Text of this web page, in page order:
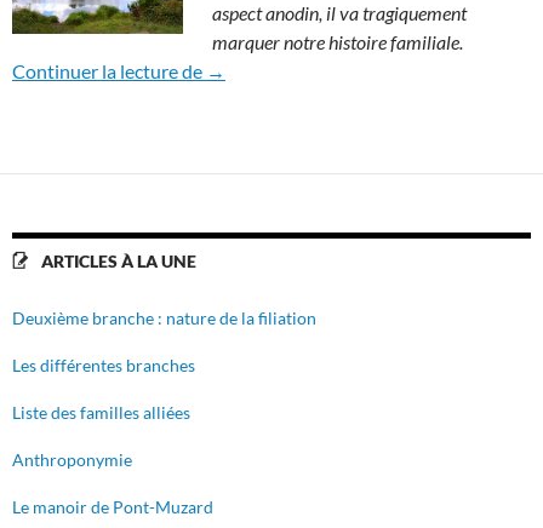
aspect anodin, il va tragiquement
marquer notre histoire familiale.
Continuer la lecture de L’étang de Trégu
→
ARTICLES À LA UNE
Deuxième branche : nature de la filiation
Les différentes branches
Liste des familles alliées
Anthroponymie
Le manoir de Pont-Muzard